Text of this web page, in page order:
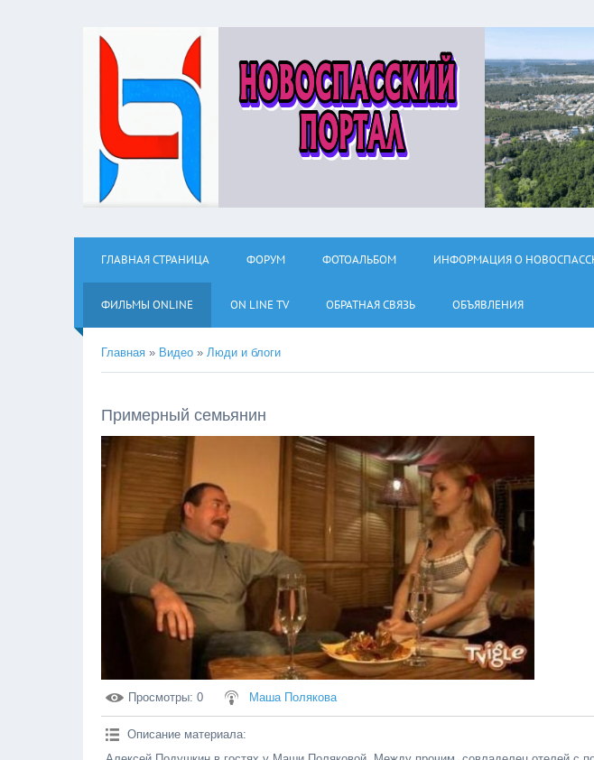
ГЛАВНАЯ СТРАНИЦА ФОРУМ ФОТОАЛЬБОМ ИНФОРМАЦИЯ О
ФИЛЬМЫ ОNLINE ON LINE TV ОБРАТНАЯ СВЯЗЬ ОБЪЯВЛЕНИЯ
Главная » Видео » Люди и блоги
Примерный семьянин
Просмотры: 0 Маша Полякова
Описание материала: